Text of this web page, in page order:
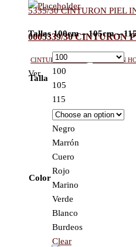
0005339/30 CINTURON
Cinturón mujer Cinturón
Ver
5335/30 CINTURON PIEL
Tallas 100cm – 105cm –
Talla
100
105
115
Color
Negro
Marrón
Cuero
Rojo
Marino
Verde
Blanco
Burdeos
Clear